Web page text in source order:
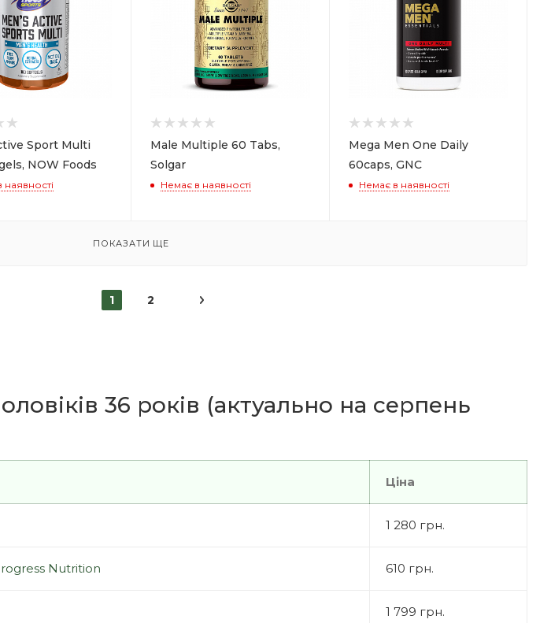
Sport Multi
NOW Foods
наявності
Male Multiple 60 Tabs,
Solgar
Немає в наявності
Mega Men One Daily
60caps, GNC
Немає в наявності
ПОКАЗАТИ ЩЕ
1 2
36 років (актуально на серпень
Ціна
1 280 грн.
Nutrition 610 грн.
1 799 грн.